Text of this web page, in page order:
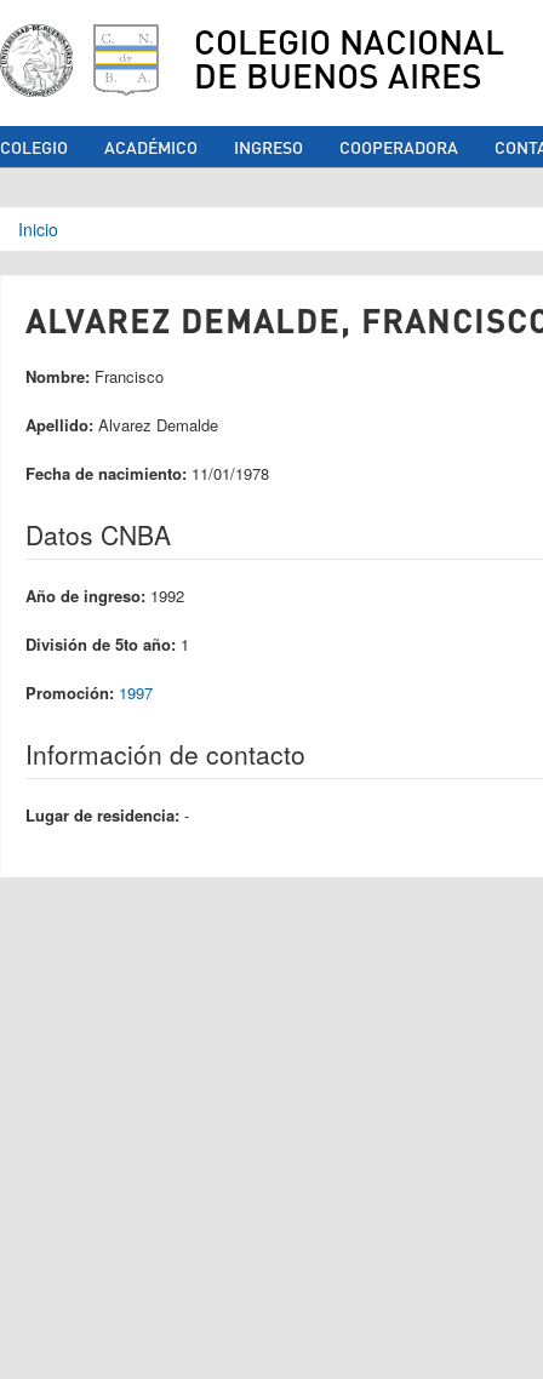
COLEGIO NACIONAL
DE BUENOS AIRES
COLEGIO ACADÉMICO INGRESO COOPERADORA
Se encuentra usted aquí
Inicio
ALVAREZ DEMALDE,
Nombre: Francisco
Apellido: Alvarez Demalde
Fecha de nacimiento: 11/01/1978
Datos CNBA
Año de ingreso: 1992
División de 5to año: 1
Promoción: 1997
Información de contacto
Lugar de residencia: -